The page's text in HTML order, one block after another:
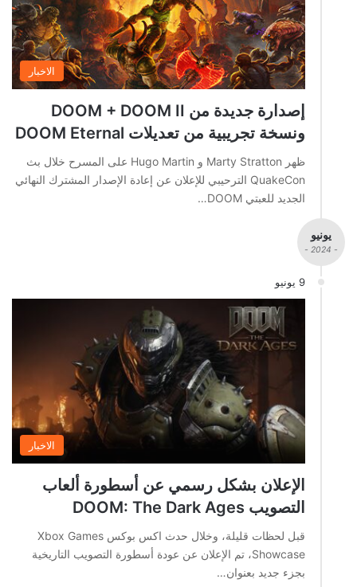
الاخبار
إصدارة جديدة من DOOM + DOOM II
ونسخة تجريبية من تعديلات DOOM Eternal
ظهر Marty Stratton و Hugo Martin على المسرح خلال بث
QuakeCon الترحيبي للإعلان عن إعادة الإصدار المشترك النهائي
الجديد للعبتي DOOM…
يونيو
- 2024 -
9 يونيو
الاخبار
الإعلان بشكل رسمي عن أسطورة ألعاب
التصويب DOOM: The Dark Ages
قبل لحظات قليلة، وخلال حدث اكس بوكس Xbox Games
Showcase، تم الإعلان عن عودة أسطورة التصويب التاريخية
بجزء جديد بعنوان…